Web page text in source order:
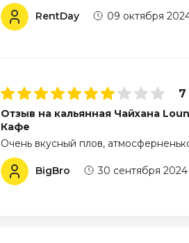
RentDay 09 октября
7
Отзыв на кальянная Чайхана
Кафе
Очень вкусный плов,
BigBro 30 сентября 2024